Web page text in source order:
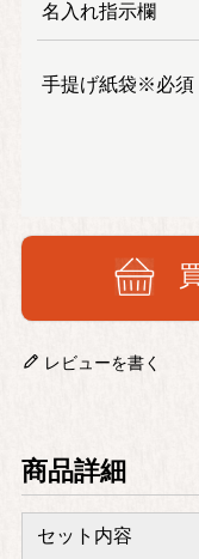
名入れ指示欄
手提げ紙袋※必須
レビューを書く
商品詳細
セット内容